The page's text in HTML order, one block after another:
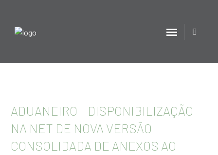
ADUANEIRO – DISPONIBILIZAÇÃO
NA NET DE NOVA VERSÃO
CONSOLIDADA DE ANEXOS AO